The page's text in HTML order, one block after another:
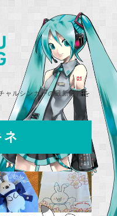
ャルシンガーの最新情報を